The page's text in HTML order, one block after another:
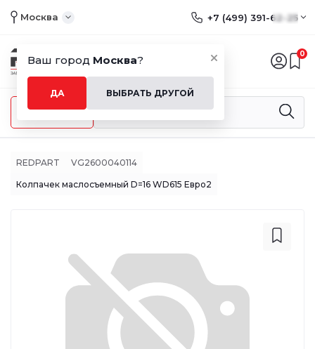
Ваш город Москва?
ДА ВЫБРАТЬ ДРУГОЙ
Москва +7 (499) 391-62-25
0
Меню
REDPART VG2600040114
Колпачек маслосъемный D=16 WD615 Евро2